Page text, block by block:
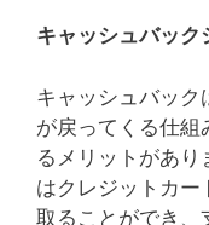
キャッシュバック
キャッシュバッ
が戻ってくる仕組
るメリットがあり
はクレジットカー
取ることができ、